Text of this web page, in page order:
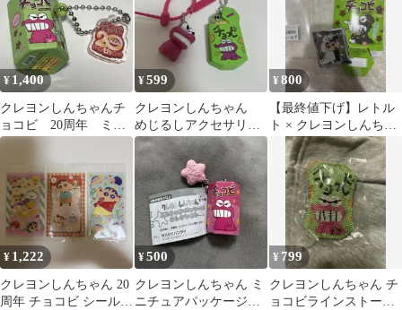
¥ 1,400
クレヨンしんちゃんチ
ョコビ 20周年 ミニ
チュアチャーム
¥599
クレヨンしんちゃん
めじるしアクセサリー
ワニヤマさん チョコ
ビ ミラー
¥800
【最終値下げ】レトル
ト × クレヨンしんちゃ
ん チョコビ アクリルフ
ィギュア
¥ 1,222
クレヨンしんちゃん 20
周年 チョコビ シール
¥500
クレヨンしんちゃん ミ
ニチュアパッケージコ
¥ 799
クレヨンしんちゃん チ
ョコビラインストーン